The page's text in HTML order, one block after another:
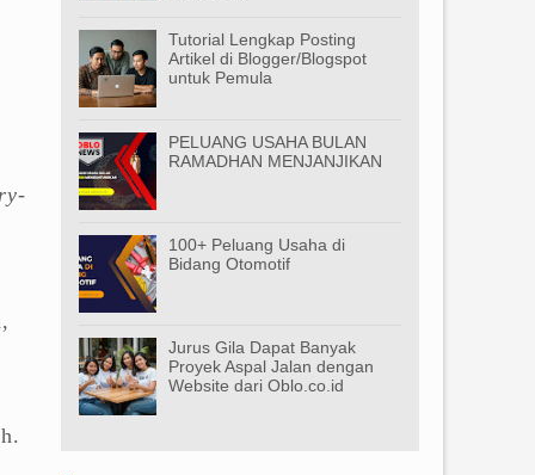
Tutorial Lengkap Posting
Artikel di Blogger/Blogspot
untuk Pemula
PELUANG USAHA BULAN
RAMADHAN MENJANJIKAN
100+ Peluang Usaha di
Bidang Otomotif
Jurus Gila Dapat Banyak
Proyek Aspal Jalan dengan
Website dari Oblo.co.id